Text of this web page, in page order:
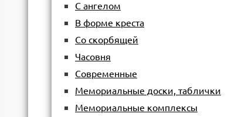
С ангелом
В форме креста
Со скорбящей
Часовня
Современные
Мемориальные доски, таблички
Мемориальные комплексы